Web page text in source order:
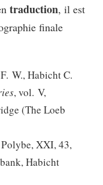
traduction, il est
finale
W., Habicht C.
, vol. V,
(The Loeb
XXI, 43,
Habicht